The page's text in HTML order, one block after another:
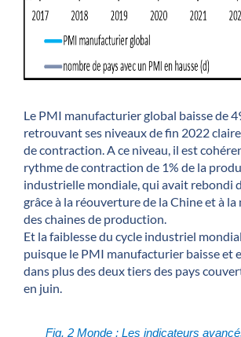
Le PMI manufacturier global baisse de
retrouvant ses niveaux de fin 2022
de contraction. A ce niveau, il est
rythme de contraction de 1% de la
industrielle mondiale, qui avait rebondi
grâce à la réouverture de la Chine et à
des chaines de production.
Et la faiblesse du cycle industriel
puisque le PMI manufacturier baisse et
dans plus des deux tiers des pays
en juin.
Fig. 2 Monde : Les indicateurs